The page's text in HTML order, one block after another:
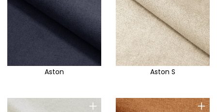
Aston Aston S
+ +